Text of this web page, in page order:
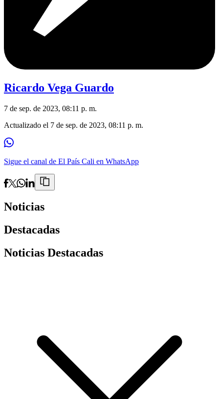
Ricardo Vega Guardo
7 de sep. de 2023, 08:11 p. m.
Actualizado el 7 de sep. de 2023, 08:11 p. m.
Sigue el canal de El País Cali en WhatsApp
Noticias
Destacadas
Noticias Destacadas